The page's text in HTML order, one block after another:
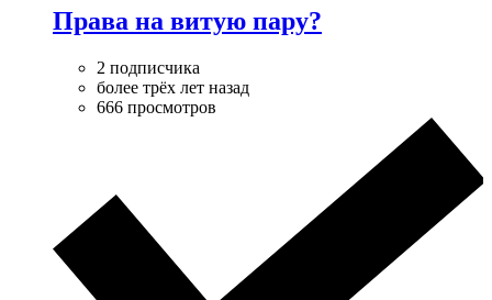
Права на витую пару?
2 подписчика
более трёх лет назад
666 просмотров